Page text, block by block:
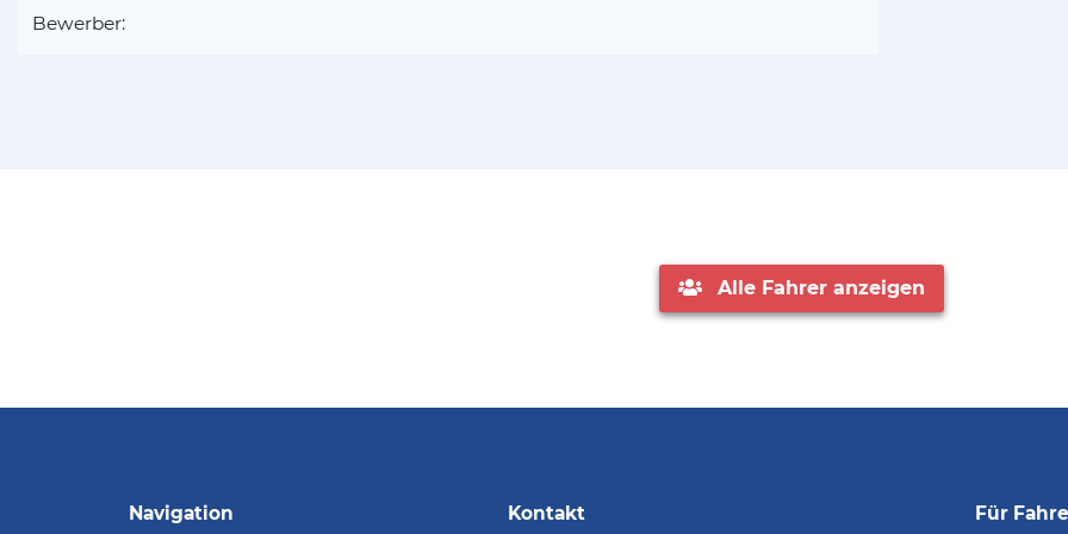
Bewerber:
Alle Fahrer anzeigen
Navigation Kontakt Für